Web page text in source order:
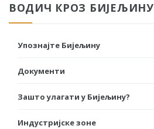
ВОДИЧ КРОЗ БИЈЕЉИНУ
Упознајте Бијељину
Документи
Зашто улагати у Бијељину?
Индустријске зоне